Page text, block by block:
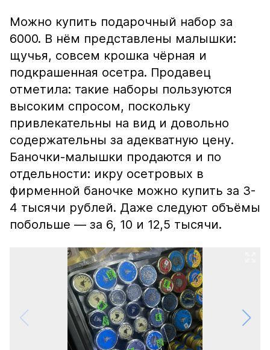
Можно купить подарочный набор за
6000. В нём представлены малышки:
щучья, совсем крошка чёрная и
подкрашенная осетра. Продавец
отметила: такие наборы пользуются
высоким спросом, поскольку
привлекательны на вид и довольно
содержательны за адекватную цену.
Баночки-малышки продаются и по
отдельности: икру осетровых в
фирменной баночке можно купить за 3-
4 тысячи рублей. Даже следуют объёмы
побольше — за 6, 10 и 12,5 тысячи.